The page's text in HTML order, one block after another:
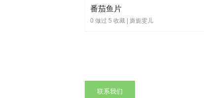
番茄鱼片
0 做过 5 收藏 | 旖旎雯儿
联系我们